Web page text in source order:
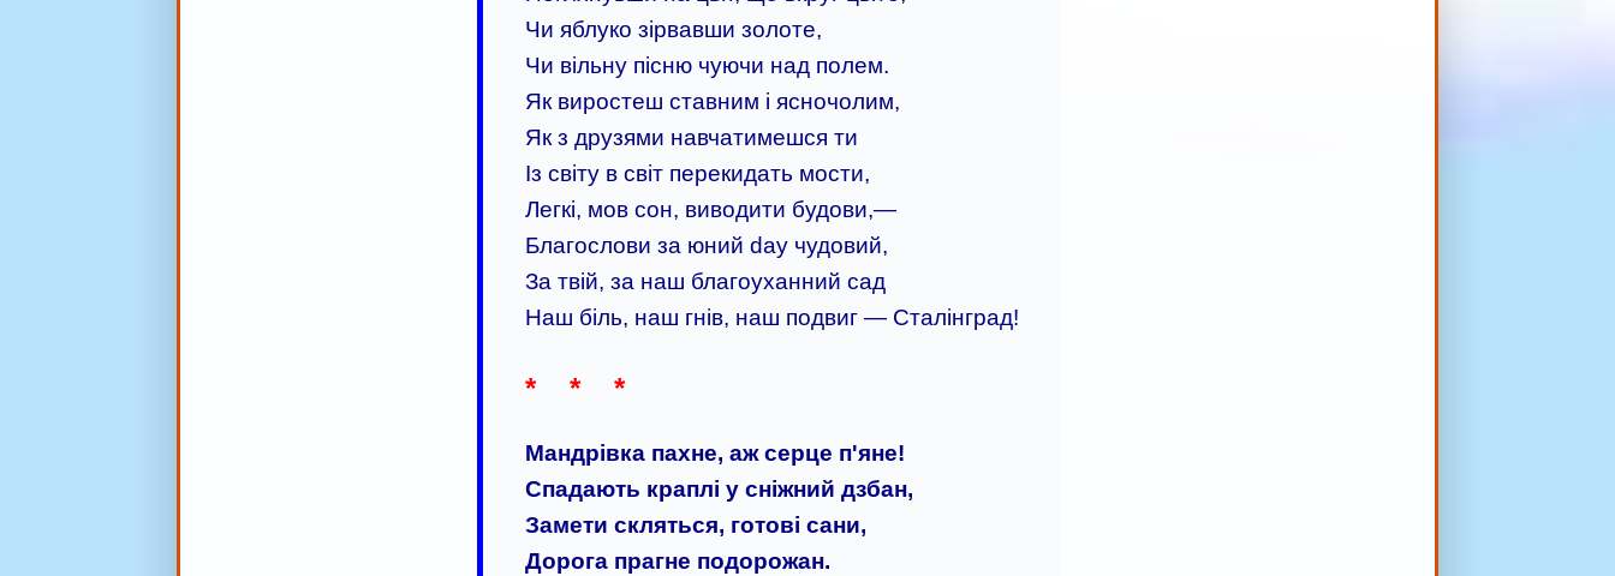
Чи яблуко зірвавши золоте,
Чи вільну пісню чуючи над полем.
Як виростеш ставним і ясночолим,
Як з друзями навчатимешся ти
Із світу в світ перекидать мости,
Легкі, мов сон, виводити будови,—
Благослови за юний day чудовий,
За твій, за наш благоуханний сад
Наш біль, наш гнів, наш подвиг — Сталінград!
* * *
Мандрівка пахне, аж серце п'яне!
Спадають краплі у сніжний дзбан,
Замети скляться, готові сани,
Дорога прагне подорожан.